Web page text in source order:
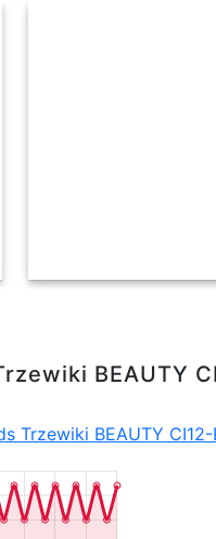
CI12-BEAUTY-
BEAUTY
Trzewiki BEAUTY